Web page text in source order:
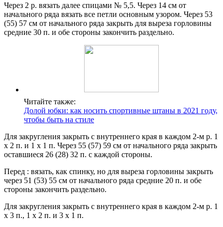
Через 2 р. вязать далее спицами № 5,5. Через 14 см от
начального ряда вязать все петли основным узором. Через 53
(55) 57 см от начального ряда закрыть для выреза горловины
средние 30 п. и обе стороны закончить раздельно.
Читайте также:
Долой юбки: как носить спортивные штаны в 2021 году,
чтобы быть на стиле
Для закругления закрыть с внутреннего края в каждом 2-м р. 1
х 2 п. и 1 х 1 п. Через 55 (57) 59 см от начального ряда закрыть
оставшиеся 26 (28) 32 п. с каждой стороны.
Перед : вязать, как спинку, но для выреза горловины закрыть
через 51 (53) 55 см от начального ряда средние 20 п. и обе
стороны закончить раздельно.
Для закругления закрыть с внутреннего края в каждом 2-м р. 1
х 3 п., 1 х 2 п. и 3 х 1 п.